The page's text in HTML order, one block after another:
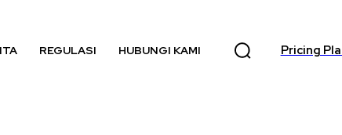
REGULASI HUBUNGI KAMI Pricing